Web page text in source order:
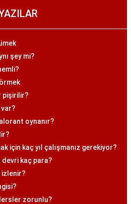
şey mi?
pişirilir?
oynanır?
için kaç yıl çalışmanız gerekiyor?
kaç para?
izlenir?
zorunlu?